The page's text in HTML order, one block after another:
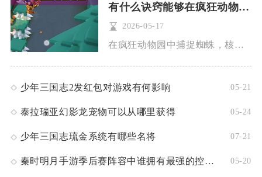
有什么诀窍能够在疯狂动物园中捕捉到蜘蛛
2026-05-17
在疯狂动物园中捕捉蜘蛛，核心诀窍是选对地图与距离、用蚂蚱控距...
少年三国志2发红包对游戏有何影响 05-21
泰拉瑞亚幻影龙宠物可以从哪里获得 05-24
少年三国志琉金系统有哪些名将 07-21
秦时明月手游季后赛阵容中谁拥有最强的控制技能 05-20